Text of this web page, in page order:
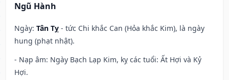
Ngũ Hành
Ngày: Tân Tỵ - tức Chi khắc Can (Hỏa khắc Kim), là ngày
hung (phạt nhật).
- Nạp âm: Ngày Bạch Lạp Kim, kỵ các tuổi: Ất Hợi và Kỷ
Hợi.